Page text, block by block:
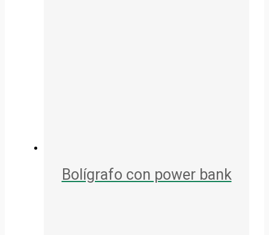
Bolígrafo con power bank